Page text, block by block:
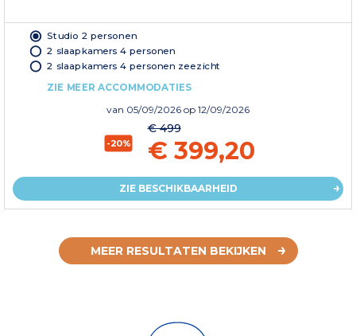
Studio 2 personen
2 slaapkamers 4 personen
2 slaapkamers 4 personen zeezicht
ZIE MEER ACCOMMODATIES
van 05/09/2026 op 12/09/2026
-20%
€ 499
€ 399,20
ZIE BESCHIKBAARHEID
MEER RESULTATEN BEKIJKEN